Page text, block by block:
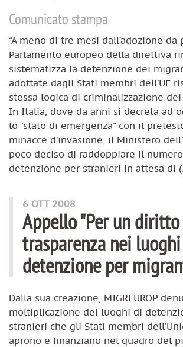
Comunicato stampa
“A meno di tre mesi dall’adozione da
Parlamento europeo della direttiva
sistematizza la detenzione dei
adottate dagli Stati membri dell’UE
stessa logica di criminalizzazione dei
In Italia, dove da anni si decreta ad
lo “stato di emergenza” con il
minacce d’invasione, il Ministero
poco deciso di raddoppiare il
detenzione per stranieri in attesa di
6 OTT 2008
Appello "Per un
trasparenza nei
detenzione per
Dalla sua creazione, MIGREUROP
moltiplicazione dei luoghi di
stranieri che gli Stati membri
aprono e finanziano nel quadro del